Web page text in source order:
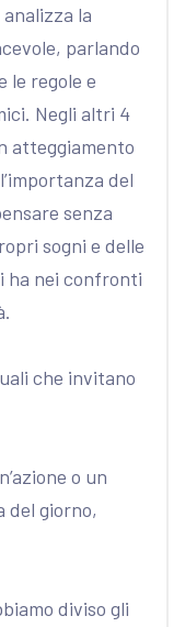
la
parlando
le regole e
Negli altri 4
atteggiamento
del
senza
sogni e delle
ha nei confronti
che invitano
o un
del giorno,
diviso gli